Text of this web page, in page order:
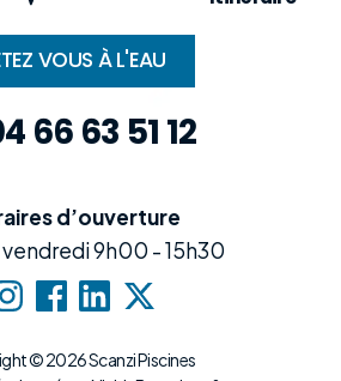
VOUS À L'EAU
66 63 51 12
d’ouverture
vendredi 9h00 - 15h30
© 2026 Scanzi Piscines